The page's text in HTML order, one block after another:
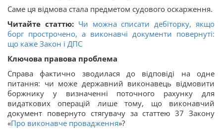
Саме ця відмова стала предметом судового оскарження.
Читайте статтю: Чи можна списати дебіторку, якщо
борг прострочено, а виконавчі документи повернуті:
що каже Закон і ДПС
Ключова правова проблема
Справа фактично зводилася до відповіді на одне
питання: чи може державний виконавець відмовити
боржнику у визначенні поточного рахунку для
видаткових операцій лише тому, що виконавчий
документ повернуто стягувачу за статтею 37 Закону
«Про виконавче провадження»?